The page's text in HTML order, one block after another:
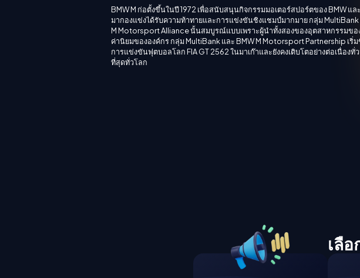
BMW M ก่อตั้งขึ้นในปี 1972 เพื่อสนับสนุนกิจกรรมมอเตอร์สปอร์ตของ BMW แ
มากองแข่งได้รับความท้าทายและการแข่งขันชิงแชมป์มากมาย กลุ่ม MultiBank
M Motorsport Alliance นั้นสมบูรณ์แบบเพราะผู้นำทั้งสองของอุตสาหกรรมข
ค่านิยมขององค์กร กลุ่ม MultiBank และ BMW M Motorsport Partnership เริ่
การแข่งขันฟุตบอลโลก FIA GT 2562 ในมาเก๊าและยังคงเติบโตอย่างต่อเนื่องทั่
ที่สุดทั่วโลก
เลื